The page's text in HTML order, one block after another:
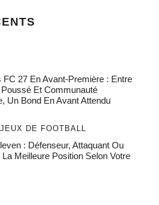
FC 27 En Avant-Première : Entre
Et Communauté
Un Bond En Avant Attendu
DE FOOTBALL
: Défenseur, Attaquant Ou
Meilleure Position Selon Votre